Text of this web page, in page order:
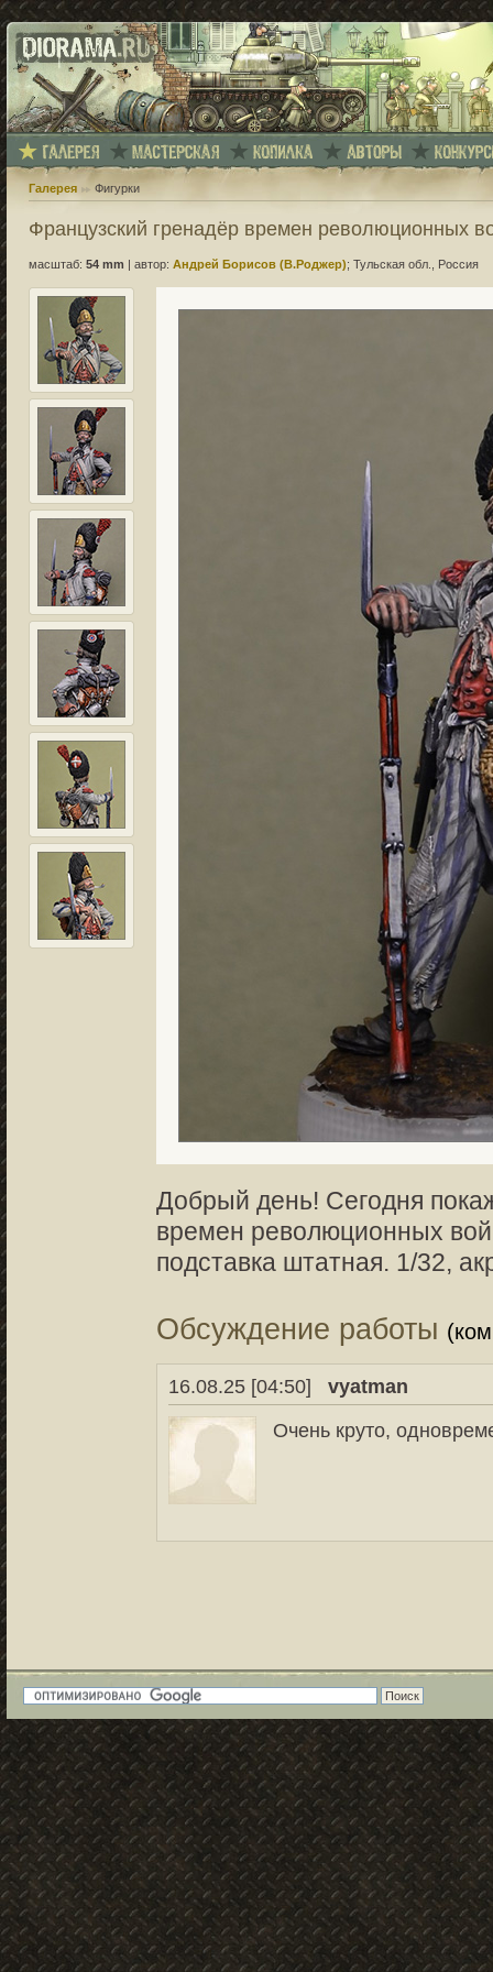
Галерея Фигурки
Французский гренадёр времен революционных
масштаб: 54 mm автор: Андрей Борисов (В.Роджер); Тульская обл., Россия
Добрый день! Сегодня
времен революционных
подставка штатная. 1/32,
Обсуждение работы
16.08.25 [04:50]
vyatman
Очень круто,